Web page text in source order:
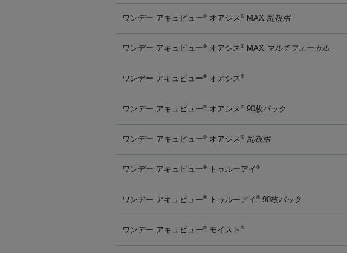
ワンデー アキュビュー® オアシス ® MAX 乱視用
ワンデー アキュビュー® オアシス ® MAX マルチフォーカル
ワンデー アキュビュー® オアシス ®
ワンデー アキュビュー® オアシス ® 90枚パック
ワンデー アキュビュー® オアシス ® 乱視用
ワンデー アキュビュー® トゥルーアイ ®
ワンデー アキュビュー® トゥルーアイ ® 90枚パック
ワンデー アキュビュー® モイスト ®